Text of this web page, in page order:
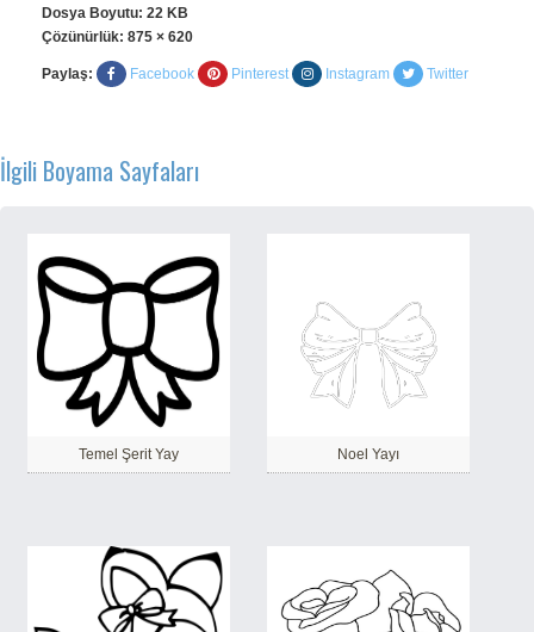
Dosya Boyutu: 22 KB
Çözünürlük: 875 × 620
Paylaş: Facebook Pinterest Instagram Twitter
İlgili Boyama Sayfaları
Temel Şerit Yay Noel Yayı